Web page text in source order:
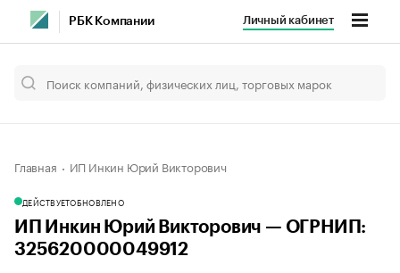
РБК Компании Личный кабинет
Главная ИП Инкин Юрий Викторович
ДЕЙСТВУЕТОБНОВЛЕНО
ИП Инкин Юрий Викторович — ОГРНИП:
325620000049912